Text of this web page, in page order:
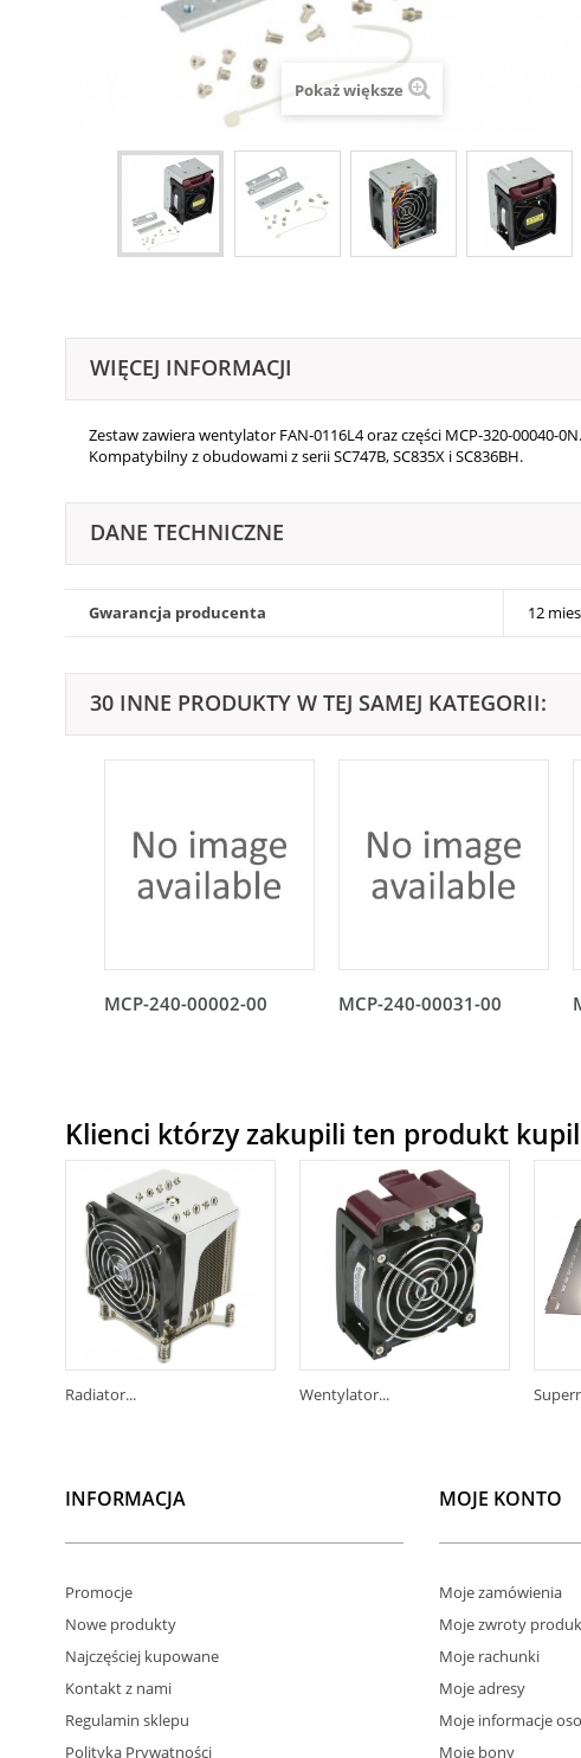
Pokaż większe
WIĘCEJ INFORMACJI
Zestaw zawiera wentylator FAN-0116L4 oraz części MCP-320-00040-0N.
Kompatybilny z obudowami z serii SC747B, SC835X i SC836BH.
DANE TECHNICZNE
Gwarancja producenta 12
30 INNE PRODUKTY W TEJ SAMEJ KATEGORII:
MCP-240-00002-00 MCP-240-00031-00
Klienci którzy zakupili ten produkt
Radiator... Wentylator...
INFORMACJA
Promocje
Nowe produkty
Najczęściej kupowane
Kontakt z nami
Regulamin sklepu
Polityka Prywatności
MOJE KONTO
Moje zamówienia
Moje zwroty
Moje rachunki
Moje adresy
Moje informacje
Moje bony